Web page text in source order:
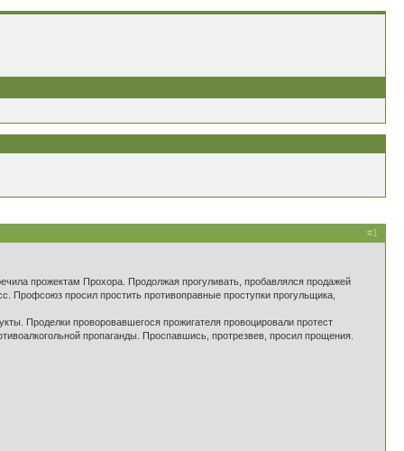
#1
прожектам Прохора. Продолжая прогуливать, пробавлялся продажей
Профсоюз просил простить противоправные проступки прогульщика,
Проделки проворовавшегося прожигателя провоцировали протест
пропаганды. Проспавшись, протрезвев, просил прощения.